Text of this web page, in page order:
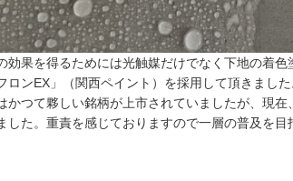
効果を得るためには光触媒だけでなく下地の着
ロンEX」（関西ペイント）を採用して頂きまし
かつて夥しい銘柄が上市されていましたが、現
した。重責を感じておりますので一層の普及を目